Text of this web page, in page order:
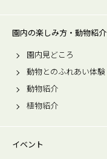
園内の楽しみ方・動物紹介
園内見どころ
動物とのふれあい体験
動物紹介
植物紹介
イベント